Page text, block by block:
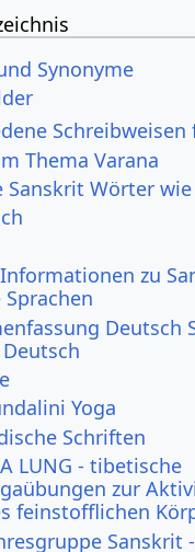
Synonyme
Schreibweisen
Thema Varana
Sanskrit Wörter wie
zu
Deutsch
Yoga
Schriften
LUNG - tibetische
zur
feinstofflichen
Sanskrit